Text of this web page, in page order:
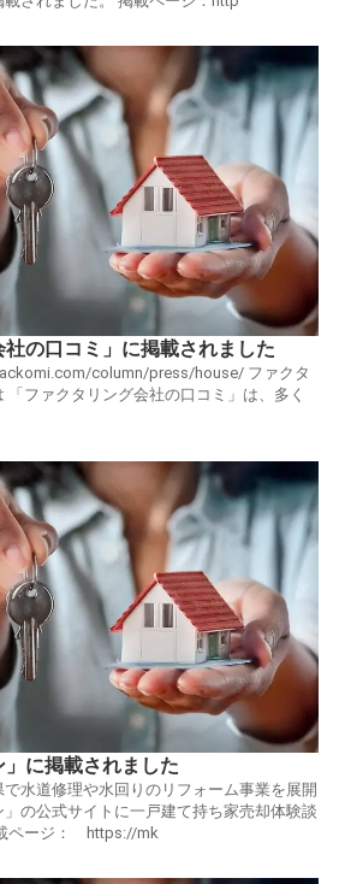
社の口コミ」に掲載されました
column/press/house/ ファクタ
「ファクタリング会社の口コミ」は、多く
」に掲載されました
水道修理や水回りのリフォーム事業を展開
の公式サイトに一戸建て持ち家売却体験談
ページ： https://mk